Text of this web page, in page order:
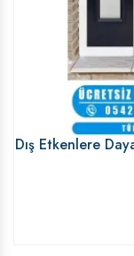
Dış Etkenlere